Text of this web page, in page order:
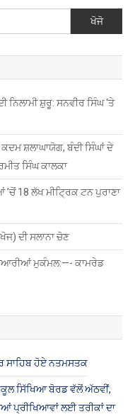
ਖੋਜੋ
ਨਿਲਾਮੀ ਸ਼ੁਰੂ: ਸਨਵੀਰ ਸਿੰਘ ‘ਤੇ
ਸ਼ਲਾਘਾਯੋਗ, ਬੰਦੀ ਸਿੰਘਾਂ ਦੇ
ਸਿੰਘ ਕਾਲਕਾ
18 ਲੱਖ ਮੀਟ੍ਰਿਕ ਟਨ ਪੁਰਾਣਾ
ਦੀ ਸਲਾਨਾ ਚੋਣ
ਮੁਕੰਮਲ:—- ਕਾਮਰੇਡ
ਸਾਹਿਬ ਹੋਏ ਨਤਮਸਤਕ
ਸਿੱਖਿਆ ਬੋਰਡ ਵੱਲੋਂ ਅੱਠਵੀਂ,
ਪ੍ਰੀਖਿਆਵਾਂ ਲਈ ਤਰੀਕਾਂ ਦਾ